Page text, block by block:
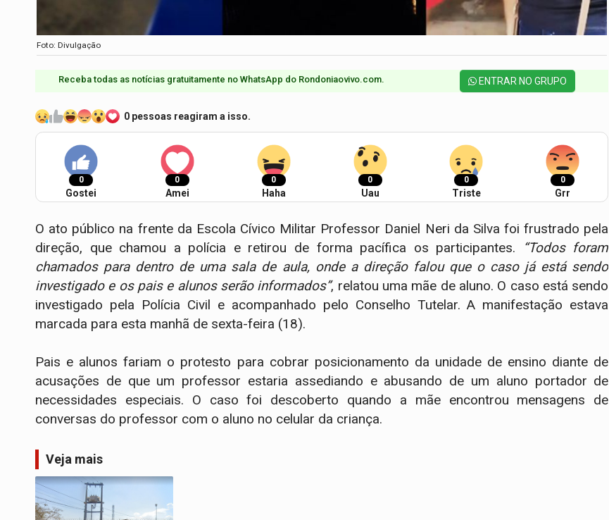
Foto: Divulgação
Receba todas as notícias gratuitamente no WhatsApp do Rondoniaovivo.com.​ ENTRAR NO GRUPO
0 pessoas reagiram a isso.
0
Gostei
0
Amei
0
Haha
0
Uau
0
Triste
0
Grr
O ato público na frente da Escola Cívico Militar Professor Daniel Neri da Silva foi frustrado pela
direção, que chamou a polícia e retirou de forma pacífica os participantes. “Todos foram
chamados para dentro de uma sala de aula, onde a direção falou que o caso já está sendo
investigado e os pais e alunos serão informados”, relatou uma mãe de aluno. O caso está sendo
investigado pela Polícia Civil e acompanhado pelo Conselho Tutelar. A manifestação estava
marcada para esta manhã de sexta-feira (18).
Pais e alunos fariam o protesto para cobrar posicionamento da unidade de ensino diante de
acusações de que um professor estaria assediando e abusando de um aluno portador de
necessidades especiais. O caso foi descoberto quando a mãe encontrou mensagens de
conversas do professor com o aluno no celular da criança.
Veja mais